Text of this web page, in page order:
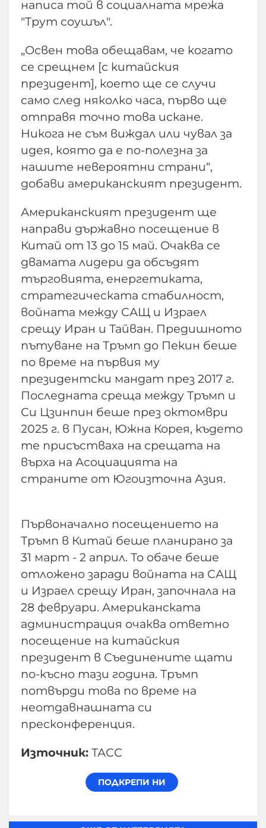
написа той в социалната мрежа
"Трут соушъл".
„Освен това обещавам, че когато
се срещнем [с китайския
президент], което ще се случи
само след няколко часа, първо ще
отправя точно това искане.
Никога не съм виждал или чувал за
идея, която да е по-полезна за
нашите невероятни страни“,
добави американският президент.
Американският президент ще
направи държавно посещение в
Китай от 13 до 15 май. Очаква се
двамата лидери да обсъдят
търговията, енергетиката,
стратегическата стабилност,
войната между САЩ и Израел
срещу Иран и Тайван. Предишното
пътуване на Тръмп до Пекин беше
по време на първия му
президентски мандат през 2017 г.
Последната среща между Тръмп и
Си Цзинпин беше през октомври
2025 г. в Пусан, Южна Корея, където
те присъстваха на срещата на
върха на Асоциацията на
страните от Югоизточна Азия.
Първоначално посещението на
Тръмп в Китай беше планирано за
31 март - 2 април. То обаче беше
отложено заради войната на САЩ
и Израел срещу Иран, започнала на
28 февруари. Американската
администрация очаква ответно
посещение на китайския
президент в Съединените щати
по-късно тази година. Тръмп
потвърди това по време на
неотдавнашната си
пресконференция.
Източник: ТАСС